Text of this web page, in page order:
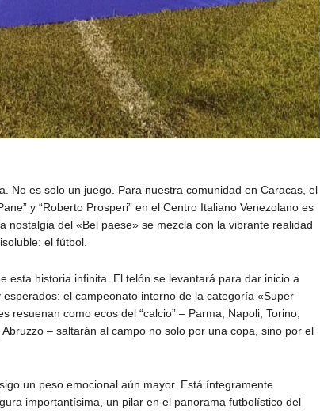
No es solo un juego. Para nuestra comunidad en Caracas, el
y “Roberto Prosperi” en el Centro Italiano Venezolano es
nostalgia del «Bel paese» se mezcla con la vibrante realidad
el fútbol.
esta historia infinita. El telón se levantará para dar inicio a
el campeonato interno de la categoría «Super
resuenan como ecos del “calcio” – Parma, Napoli, Torino,
– saltarán al campo no solo por una copa, sino por el
un peso emocional aún mayor. Está íntegramente
importantísima, un pilar en el panorama futbolístico del